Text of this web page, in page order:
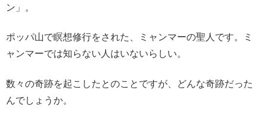
ン」。
ポッパ山で瞑想修行をされた、ミャンマーの聖人です。ミ
ャンマーでは知らない人はいないらしい。
数々の奇跡を起こしたとのことですが、どんな奇跡だった
んでしょうか。